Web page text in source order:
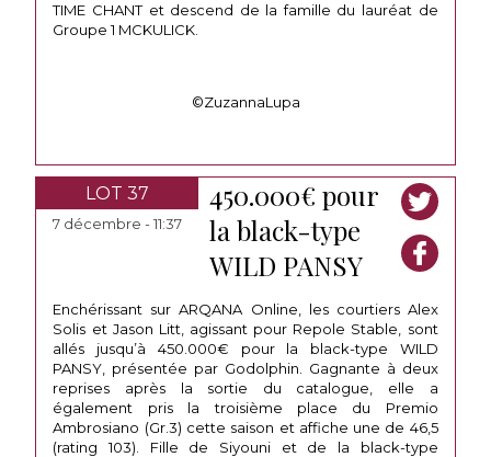
TIME CHANT et descend de la famille du lauréat de
Groupe 1 MCKULICK.
©ZuzannaLupa
LOT 37
7 décembre - 11:37
450.000€ pour
la black-type
WILD PANSY
Enchérissant sur ARQANA Online, les courtiers Alex
Solis et Jason Litt, agissant pour Repole Stable, sont
allés jusqu’à 450.000€ pour la black-type WILD
PANSY, présentée par Godolphin. Gagnante à deux
reprises après la sortie du catalogue, elle a
également pris la troisième place du Premio
Ambrosiano (Gr.3) cette saison et affiche une de 46,5
(rating 103). Fille de Siyouni et de la black-type